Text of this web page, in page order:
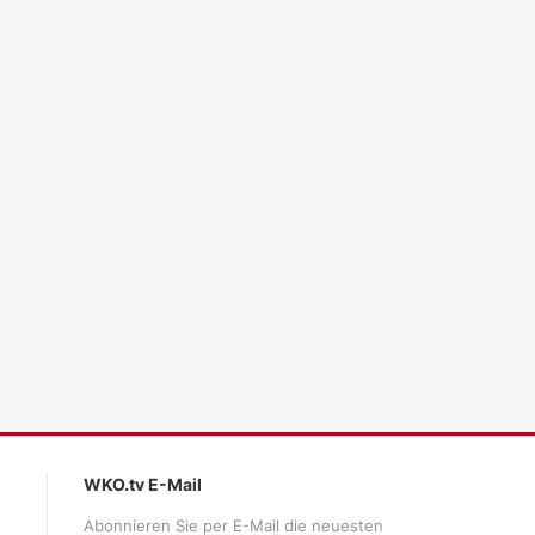
WKO.tv E-Mail
Abonnieren Sie per E-Mail die neuesten